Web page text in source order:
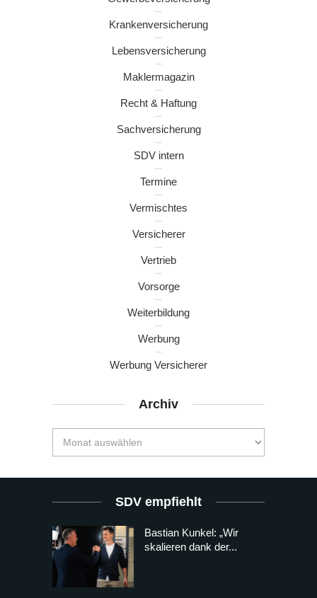
Krankenversicherung
Lebensversicherung
Maklermagazin
Recht & Haftung
Sachversicherung
SDV intern
Termine
Vermischtes
Versicherer
Vertrieb
Vorsorge
Weiterbildung
Werbung
Werbung Versicherer
Archiv
SDV empfiehlt
Bastian Kunkel: „Wir
skalieren dank der...